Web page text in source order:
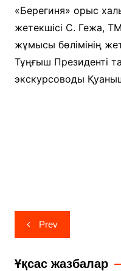
«Берегиня» орыс
жетекшісі С. Гежа,
жұмысы бөлімінің
Тұңғыш Президенті
экскурсоводы
Навигация
по
записям
Prev
Ұқсас жазбалар